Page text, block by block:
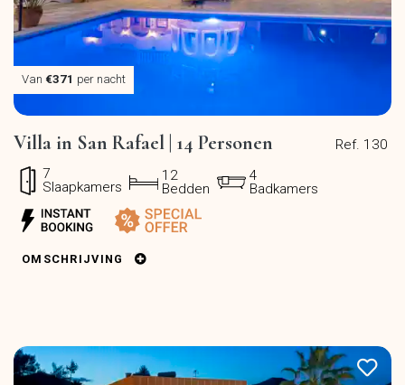
Van €371 per nacht
Ref. 130
Villa in San Rafael | 14 Personen
7
Slaapkamers
12
Bedden
4
Badkamers
OMSCHRIJVING